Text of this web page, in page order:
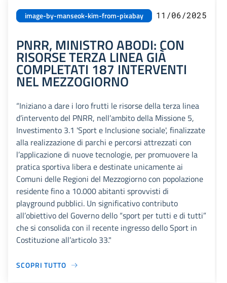
image-by-manseok-kim-from-pixabay 11/06/2025
PNRR, MINISTRO ABODI: CON
RISORSE TERZA LINEA GIÀ
COMPLETATI 187 INTERVENTI
NEL MEZZOGIORNO
“Iniziano a dare i loro frutti le risorse della terza linea
d’intervento del PNRR, nell’ambito della Missione 5,
Investimento 3.1 'Sport e Inclusione sociale', finalizzate
alla realizzazione di parchi e percorsi attrezzati con
l’applicazione di nuove tecnologie, per promuovere la
pratica sportiva libera e destinate unicamente ai
Comuni delle Regioni del Mezzogiorno con popolazione
residente fino a 10.000 abitanti sprovvisti di
playground pubblici. Un significativo contributo
all’obiettivo del Governo dello “sport per tutti e di tutti”
che si consolida con il recente ingresso dello Sport in
Costituzione all’articolo 33."
SCOPRI TUTTO